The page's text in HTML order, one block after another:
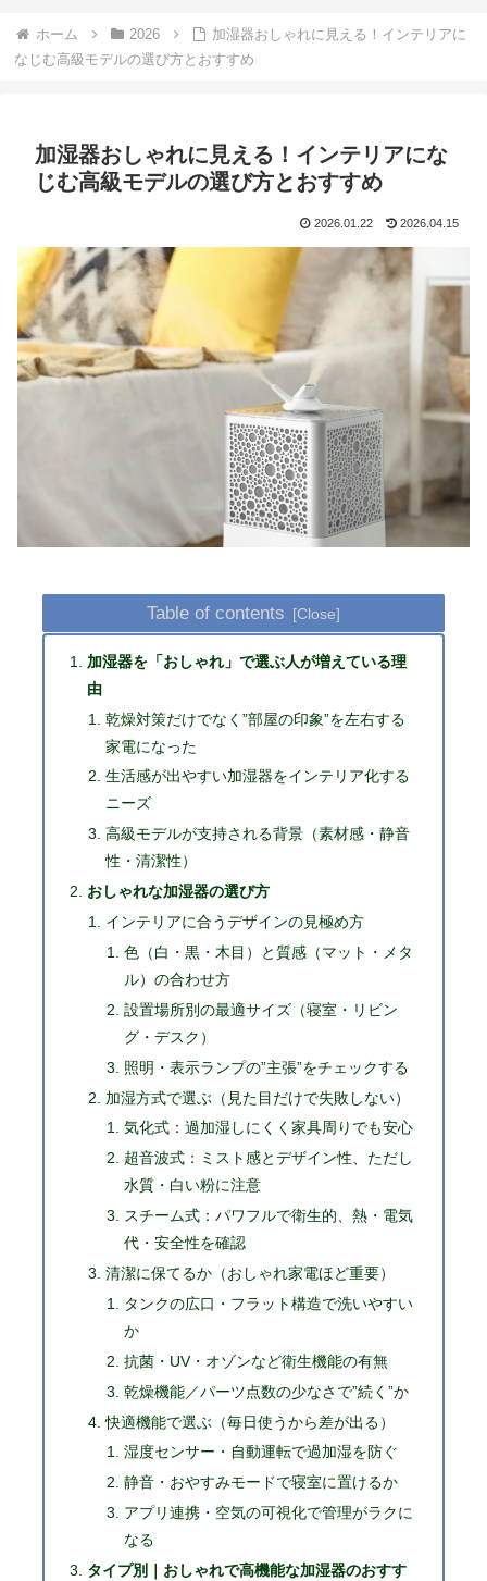
ホーム 2026
加湿器おしゃれに見える！インテリアに
なじむ高級モデルの選び方とおすすめ
加湿器おしゃれに見える！インテリアにな
じむ高級モデルの選び方とおすすめ
2026.01.22 2026.04.15
Table of contents
加湿器を「おしゃれ」で選ぶ人が増えている理
由
乾燥対策だけでなく”部屋の印象”を左右する
家電になった
生活感が出やすい加湿器をインテリア化する
ニーズ
高級モデルが支持される背景（素材感・静音
性・清潔性）
おしゃれな加湿器の選び方
インテリアに合うデザインの見極め方
色（白・黒・木目）と質感（マット・メタ
ル）の合わせ方
設置場所別の最適サイズ（寝室・リビン
グ・デスク）
照明・表示ランプの”主張”をチェックする
加湿方式で選ぶ（見た目だけで失敗しない）
気化式：過加湿しにくく家具周りでも安心
超音波式：ミスト感とデザイン性、ただし
水質・白い粉に注意
スチーム式：パワフルで衛生的、熱・電気
代・安全性を確認
清潔に保てるか（おしゃれ家電ほど重要）
タンクの広口・フラット構造で洗いやすい
か
抗菌・UV・オゾンなど衛生機能の有無
乾燥機能／パーツ点数の少なさで”続く”か
快適機能で選ぶ（毎日使うから差が出る）
湿度センサー・自動運転で過加湿を防ぐ
静音・おやすみモードで寝室に置けるか
アプリ連携・空気の可視化で管理がラクに
なる
タイプ別｜おしゃれで高機能な加湿器のおすす